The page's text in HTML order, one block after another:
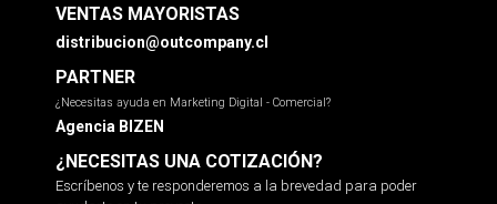
VENTAS MAYORISTAS
distribucion@outcompany.cl
PARTNER
¿Necesitas ayuda en Marketing Digital - Comercial?
Agencia BIZEN
¿NECESITAS UNA COTIZACIÓN?
Escríbenos y te responderemos a la brevedad para poder